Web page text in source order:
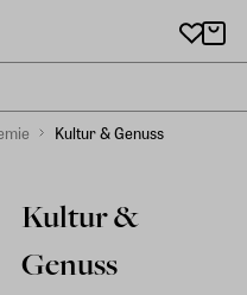
Kultur & Genuss
Kultur &
Genuss